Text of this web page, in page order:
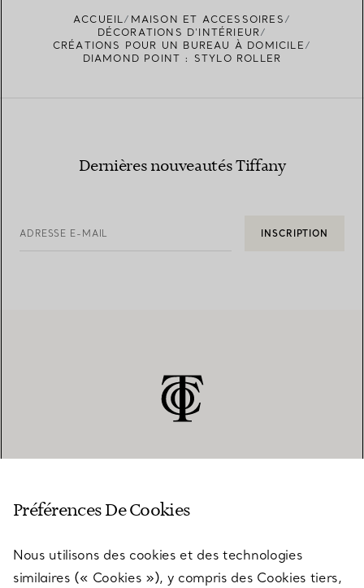
ACCUEIL
MAISON ET ACCESSOIRES
DÉCORATIONS D'INTÉRIEUR
CRÉATIONS POUR UN BUREAU À DOMICILE
DIAMOND POINT : STYLO ROLLER
Dernières nouveautés Tiffany
ADRESSE E-MAIL INSCRIPTION
SERVICES
Préférences De Cookies
Nous utilisons des cookies et des technologies
similaires (« Cookies »), y compris des Cookies tiers,